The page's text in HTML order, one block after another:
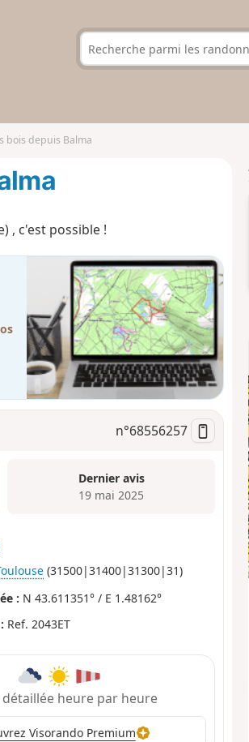
bois depuis Balma
, c'est possible !
n°68556257
Dernier avis
19 mai 2025
(31500|31400|31300|31)
: N 43.611351° / E 1.48162°
Ref. 2043ET
heure par heure
Visorando Premium